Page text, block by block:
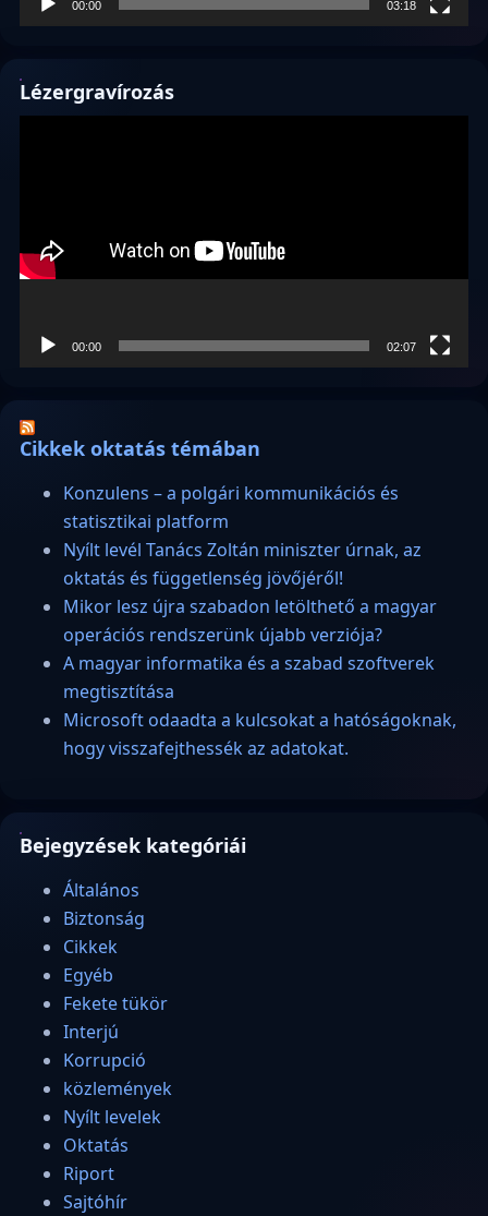
00:00 03:18
Lézergravírozás
00:00 02:07
Cikkek oktatás témában
Konzulens – a polgári kommunikációs és
statisztikai platform
Nyílt levél Tanács Zoltán miniszter úrnak, az
oktatás és függetlenség jövőjéről!
Mikor lesz újra szabadon letölthető a magyar
operációs rendszerünk újabb verziója?
A magyar informatika és a szabad szoftverek
megtisztítása
Microsoft odaadta a kulcsokat a hatóságoknak,
hogy visszafejthessék az adatokat.
Bejegyzések kategóriái
Általános
Biztonság
Cikkek
Egyéb
Fekete tükör
Interjú
Korrupció
közlemények
Nyílt levelek
Oktatás
Riport
Sajtóhír